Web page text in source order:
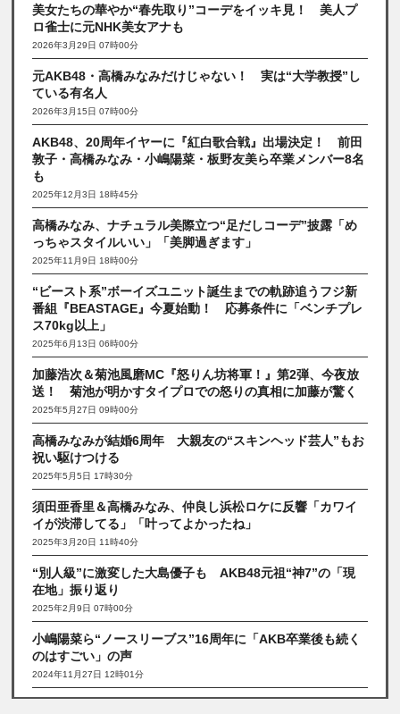
美女たちの華やか“春先取り”コーデをイッキ見！ 美人プ
ロ雀士に元NHK美女アナも
2026年3月29日 07時00分
元AKB48・高橋みなみだけじゃない！ 実は“大学教授”し
ている有名人
2026年3月15日 07時00分
AKB48、20周年イヤーに『紅白歌合戦』出場決定！ 前田
敦子・高橋みなみ・小嶋陽菜・板野友美ら卒業メンバー8名
も
2025年12月3日 18時45分
高橋みなみ、ナチュラル美際立つ“足だしコーデ”披露「め
っちゃスタイルいい」「美脚過ぎます」
2025年11月9日 18時00分
“ビースト系”ボーイズユニット誕生までの軌跡追うフジ新
番組『BEASTAGE』今夏始動！ 応募条件に「ベンチプレ
ス70kg以上」
2025年6月13日 06時00分
加藤浩次＆菊池風磨MC『怒りん坊将軍！』第2弾、今夜放
送！ 菊池が明かすタイプロでの怒りの真相に加藤が驚く
2025年5月27日 09時00分
高橋みなみが結婚6周年 大親友の“スキンヘッド芸人”もお
祝い駆けつける
2025年5月5日 17時30分
須田亜香里＆高橋みなみ、仲良し浜松ロケに反響「カワイ
イが渋滞してる」「叶ってよかったね」
2025年3月20日 11時40分
“別人級”に激変した大島優子も AKB48元祖“神7”の「現
在地」振り返り
2025年2月9日 07時00分
小嶋陽菜ら“ノースリーブス”16周年に「AKB卒業後も続く
のはすごい」の声
2024年11月27日 12時01分